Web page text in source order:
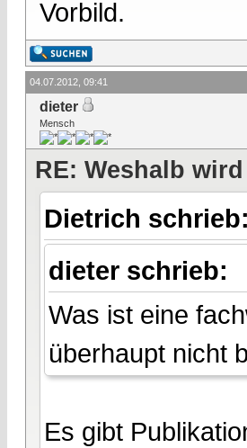
Vorbild.
04.07.2012, 09:41
dieter
Mensch
RE: Weshalb
Dietrich schrieb:
dieter schrieb:
Was ist eine
überhaupt nicht
Es gibt